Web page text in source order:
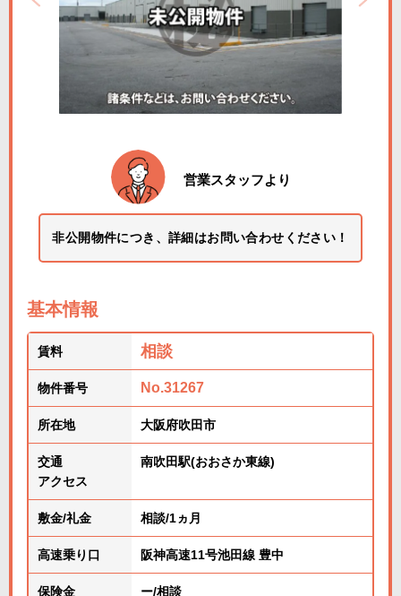
営業スタッフより
非公開物件につき、詳細はお問い合わせください！
基本情報
賃料 相談
物件番号 No.31267
所在地 大阪府吹田市
交通
アクセス
南吹田駅(おおさか東線)
敷金/礼金 相談/1ヵ月
高速乗り口 阪神高速11号池田線 豊中
保険金
ー/相談